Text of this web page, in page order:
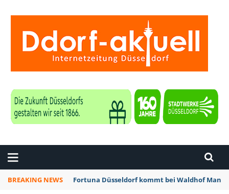
BREAKING NEWS Fortuna Düsseldorf kommt bei Waldhof